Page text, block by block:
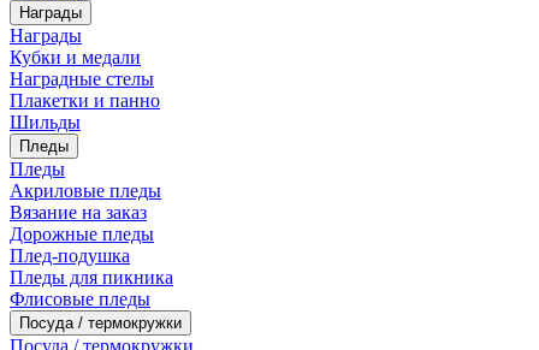
Награды
Награды
Кубки и медали
Наградные стелы
Плакетки и панно
Шильды
Пледы
Пледы
Акриловые пледы
Вязание на заказ
Дорожные пледы
Плед-подушка
Пледы для пикника
Флисовые пледы
Посуда / термокружки
Посуда / термокружки